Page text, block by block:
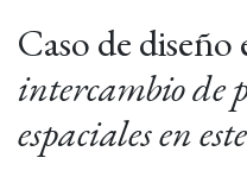
Caso de
intercambio de
espaciales en